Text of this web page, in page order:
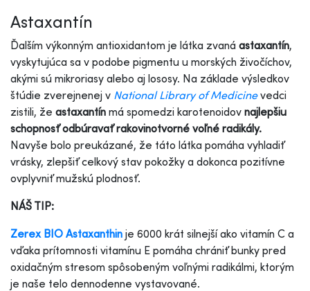
Astaxantín
Ďalším výkonným antioxidantom je látka zvaná astaxantín,
vyskytujúca sa v podobe pigmentu u morských živočíchov,
akými sú mikroriasy alebo aj lososy. Na základe výsledkov
štúdie zverejnenej v National Library of Medicinevedci
zistili, že astaxantín má spomedzi karotenoidov najlepšiu
schopnosť odbúravať rakovinotvorné voľné radikály.
Navyše bolo preukázané, že táto látka pomáha vyhladiť
vrásky, zlepšiť celkový stav pokožky a dokonca pozitívne
ovplyvniť mužskú plodnosť.
NÁŠ TIP:
Zerex BIO Astaxanthin je 6000 krát silnejší ako vitamín C a
vďaka prítomnosti vitamínu E pomáha chrániť bunky pred
oxidačným stresom spôsobeným voľnými radikálmi, ktorým
je naše telo dennodenne vystavované.